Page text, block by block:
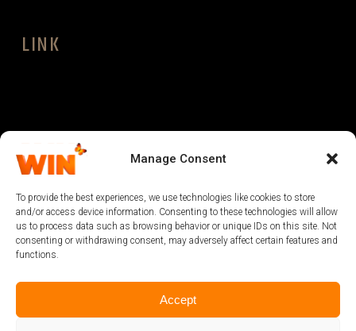
Manage Consent
To provide the best experiences, we use technologies like cookies to store
and/or access device information. Consenting to these technologies will allow
us to process data such as browsing behavior or unique IDs on this site. Not
consenting or withdrawing consent, may adversely affect certain features and
functions.
Accept
LINK
LEGAL